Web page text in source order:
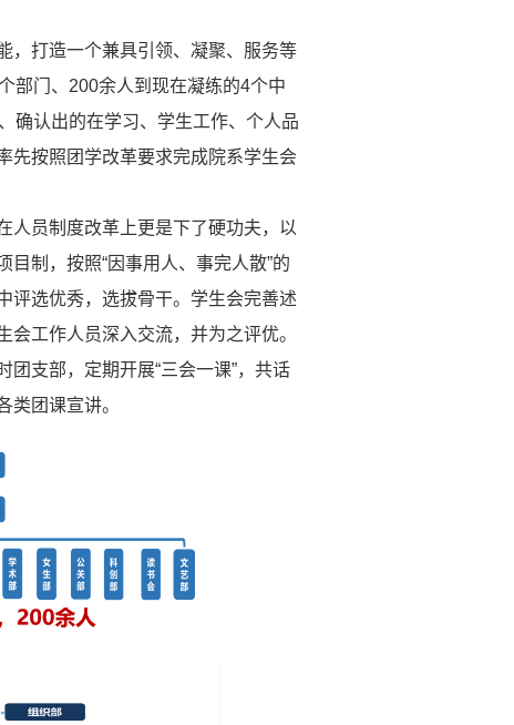
，打造一个兼具引领、凝聚、服务等
部门、 200余人到现在凝练的4个中
确认出的在学习、学生工作、个人品
先按照团学改革要求完成院系学生会
人员制度改革上更是下了硬功夫，以
制，按照“因事用人、事完人散”的
评选优秀，选拔骨干。学生会完善述
工作人员深入交流，并为之评优。
支部，定期开展“三会一课”，共话
类团课宣讲。